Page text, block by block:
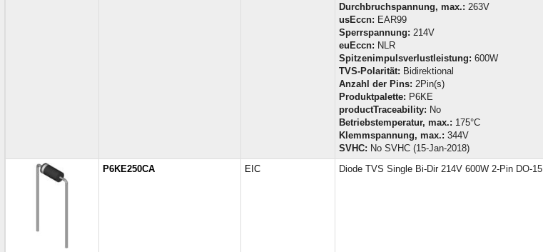
Durchbruchspannung, max.: 263V
usEccn: EAR99
Sperrspannung: 214V
euEccn: NLR
Spitzenimpulsverlustleistung: 600W
TVS-Polarität: Bidirektional
Anzahl der Pins: 2Pin(s)
Produktpalette: P6KE
productTraceability: No
Betriebstemperatur, max.: 175°C
Klemmspannung, max.: 344V
SVHC: No SVHC (15-Jan-2018)
P6KE250CA EIC Diode TVS Single Bi-Dir 214V 600W 2-Pin DO-15